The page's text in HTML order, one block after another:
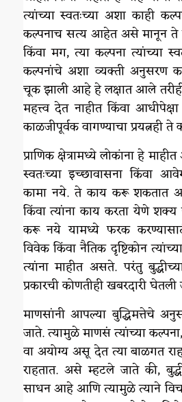
त्यांच्या स्वतःच्या अशा काही
कल्पनाच सत्य आहेत असे मानून ते
किंवा मग, त्या कल्पना त्यांच्या
कल्पनांचे अशा व्यक्ती अनुसरण
चूक झाली आहे हे लक्षात आले
महत्त्व देत नाहीत किंवा
काळजीपूर्वक वागण्याचा प्रयत्नही ते
प्राणिक क्षेत्रामध्ये लोकांना हे
स्वतःच्या इच्छावासना किंवा
कामा नये. ते काय करू शकतात
किंवा त्यांना काय करता येणे शक्य
करू नये यामध्ये फरक
विवेक किंवा नैतिक दृष्टिकोन
त्यांना माहीत असते. परंतु
प्रकारची कोणतीही खबरदारी घेतली
माणसांनी आपल्या बुद्धिमत्तेचे
जाते. त्यामुळे माणसं त्यांच्या
वा अयोग्य असू देत त्या बाळगत
राहतात. असे म्हटले जाते की,
साधन आहे आणि त्यामुळे त्याने